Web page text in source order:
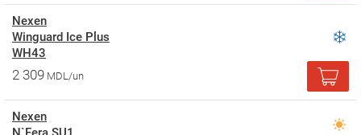
Nexen
Winguard Ice Plus
WH43
2 309 MDL/un
Nexen